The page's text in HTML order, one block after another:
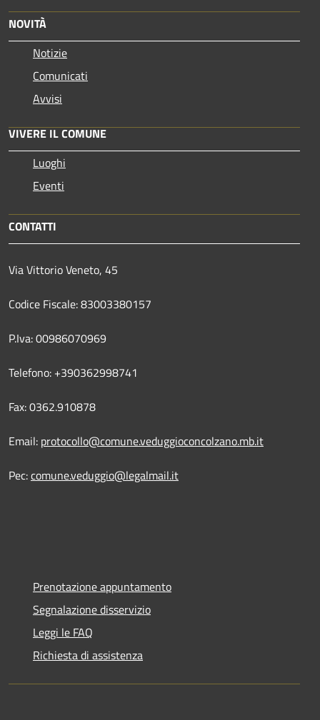
NOVITÀ
Notizie
Comunicati
Avvisi
VIVERE IL COMUNE
Luoghi
Eventi
CONTATTI
Via Vittorio Veneto, 45
Codice Fiscale: 83003380157
P.Iva: 00986070969
Telefono: +390362998741
Fax: 0362.910878
Email: protocollo@comune.veduggioconcolzano.mb.it
Pec:comune.veduggio@legalmail.it
Prenotazione appuntamento
Segnalazione disservizio
Leggi le FAQ
Richiesta di assistenza